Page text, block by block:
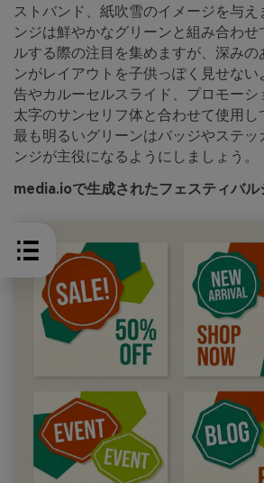
ストバンド、紙吹雪のイメージを与え
ンジは鮮やかなグリーンと組み合わ
ルする際の注目を集めますが、深み
ンがレイアウトを子供っぽく見せな
告やカルーセルスライド、プロモーシ
太字のサンセリフ体と合わせて使用し
最も明るいグリーンはバッジやステッ
ンジが主役になるようにしましょう。
media.ioで生成されたフェスティバル